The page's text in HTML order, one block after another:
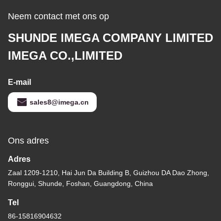
Neem contact met ons op
SHUNDE IMEGA COMPANY LIMITED
IMEGA CO.,LIMITED
E-mail
sales8@imega.cn
Ons adres
Adres
Zaal 1209-1210, Hai Jun Da Building B, Guizhou DA Dao Zhong,
Ronggui, Shunde, Foshan, Guangdong, China
Tel
86-15816904632